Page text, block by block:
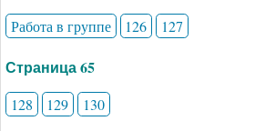
Работа в группе 126 127
Страница 65
128 129 130